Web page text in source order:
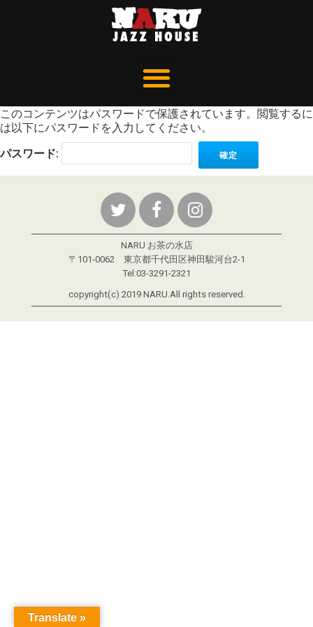
このコンテンツはパスワードで保護されています。閲覧するに
は以下にパスワードを入力してください。
パスワード:
NARU お茶の水店
〒101-0062 東京都千代田区神田駿河台2-1
Tel:03-3291-2321
copyright(c) 2019 NARU.All rights reserved.
Translate »